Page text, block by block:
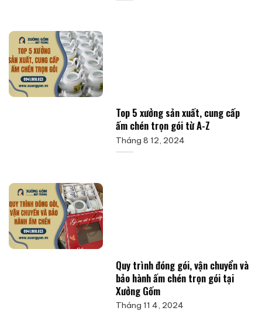
Top 5 xưởng sản xuất, cung cấp
ấm chén trọn gói từ A-Z
Tháng 8 12, 2024
Quy trình đóng gói, vận chuyển và
bảo hành ấm chén trọn gói tại
Xưởng Gốm
Tháng 11 4, 2024